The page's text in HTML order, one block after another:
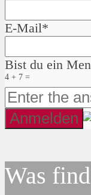
E-Mail*
Bist du ein
4 + 7 =
Was